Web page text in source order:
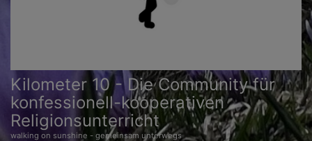
Kilometer 10 - Die Community für
konfessionell-kooperativen
Religionsunterricht
walking on sunshine - gemeinsam unterwegs